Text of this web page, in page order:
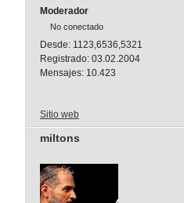
Moderador
No conectado
Desde: 1123,6536,5321
Registrado: 03.02.2004
Mensajes: 10.423
Sitio web
miltons